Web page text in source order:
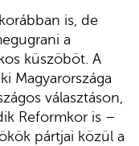
is, de
a
küszöböt. A
Magyarországa
választáson,
Reformkor is –
pártjai közül a